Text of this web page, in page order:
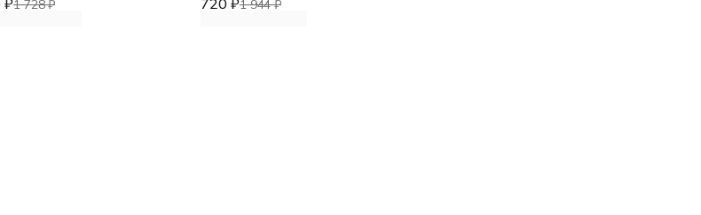
1 728 ₽ 1 944 ₽